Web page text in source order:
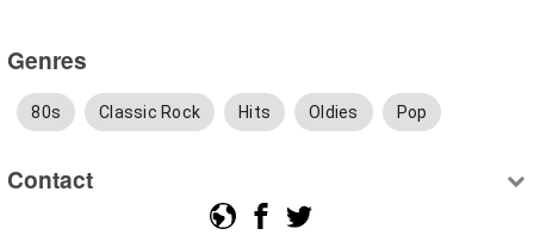
Genres
80s Classic Rock Hits Oldies Pop
Contact